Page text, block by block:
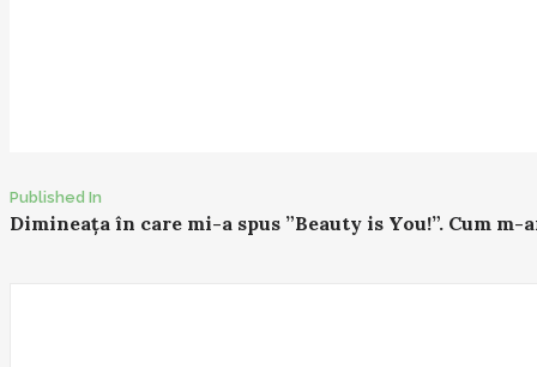
P
Published In
Dimineața în care mi-a spus ”Beauty is You!”. Cum m-